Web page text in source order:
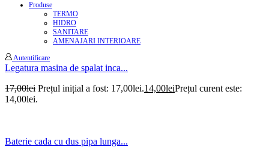
Produse
TERMO
HIDRO
SANITARE
AMENAJARI INTERIOARE
Autentificare
Legatura masina de spalat inca...
17,00lei Prețul inițial a fost: 17,00lei.14,00leiPrețul curent este:
14,00lei.
Baterie cada cu dus pipa lunga...